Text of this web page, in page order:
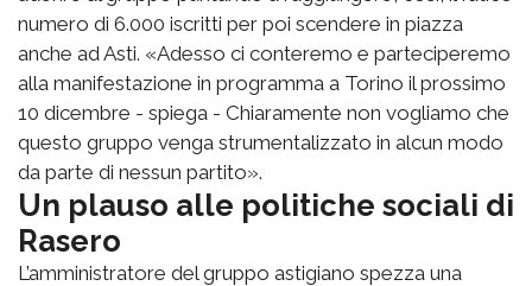
numero di 6.000 iscritti per poi scendere in piazza
anche ad Asti. «Adesso ci conteremo e parteciperemo
alla manifestazione in programma a Torino il prossimo
10 dicembre - spiega - Chiaramente non vogliamo che
questo gruppo venga strumentalizzato in alcun modo
da parte di nessun partito».
Un plauso alle politiche sociali di
Rasero
L’amministratore del gruppo astigiano spezza una